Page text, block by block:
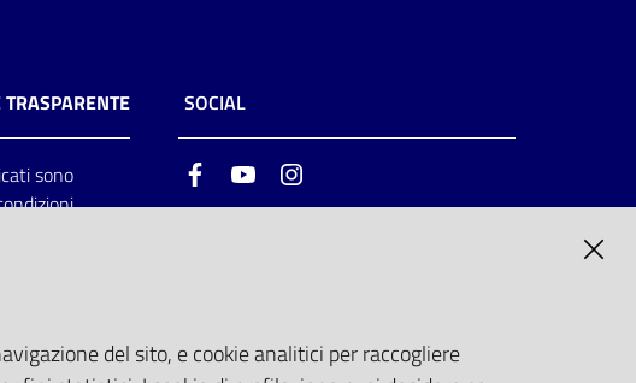
sono
SOCIAL
FacebookYoutube
del sito, e cookie analitici per raccogliere